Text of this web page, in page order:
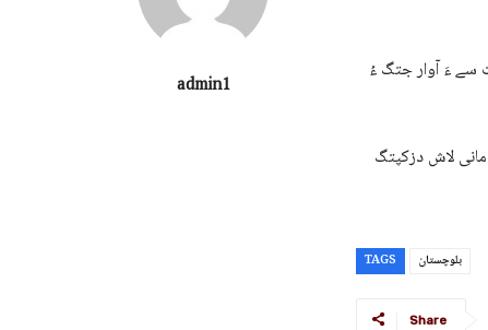
admin1
ءَ سھب ءِ کساس ساھت سے ءَ آوار جتگ ءُ
لاش دزکپتگ
TAGS بلوچستان
Share